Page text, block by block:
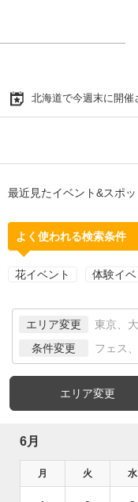
北海道で今週末に開催
最近見たイベント&スポッ
よく使われる検索条件
花イベント 体験イベ
エリア変更 東京、
条件変更 フェス
エリア変更
6月
月 火 水